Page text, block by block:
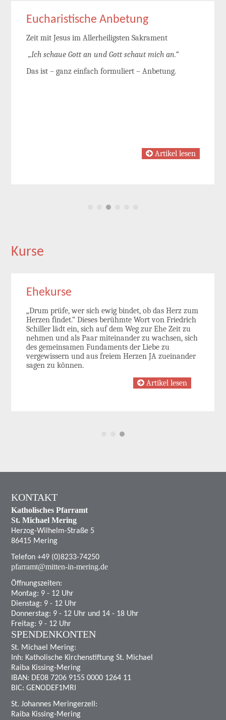
Eucharistische Anbetung
Zeit mit Jesus im Allerheiligsten Sakrament
„Ich schaue Gott an und Gott schaut mich an.“
Das ist – ganz einfach formuliert – Anbetung.
Artikel lesen
Kurse
Ehekurse
„Drum prüfe, wer sich ewig bindet, ob das Herz zum
Herzen findet.“ Dieses berühmte Wort von Friedrich
Schiller lädt ein, sich auf dem Weg zur Ehe Zeit zu
nehmen und als Paar miteinander zu wachsen, sich
des gemeinsamen Fundaments der Liebe zu
vergewissern und aus freiem Herzen JA zueinander
sagen zu können.
Artikel lesen
KONTAKT
Katholisches Pfarramt
St. Michael Mering
Herzog-Wilhelm-Straße 5
86415 Mering
Telefon +49 (0)8233-74250
pfarramt@mitten-in-mering.de
Öffnungszeiten:
Montag: 9 - 12 Uhr
Dienstag: 9 - 12 Uhr
Donnerstag: 9 - 12 Uhr und 14 - 18 Uhr
Freitag: 9 - 12 Uhr
SPENDENKONTEN
St. Michael Mering:
Inh: Katholische Kirchenstiftung St. Michael
Raiba Kissing-Mering
IBAN: DE08 7206 9155 0000 1264 11
BIC: GENODEF1MRI
St. Johannes Meringerzell:
Raiba Kissing-Mering